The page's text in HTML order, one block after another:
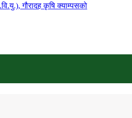
गौरादह कृषि क्याम्पसको